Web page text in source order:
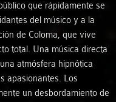
que rápidamente se
del músico y a la
de Coloma, que vive
total. Una música directa
atmósfera hipnótica
apasionantes. Los
un desbordamiento de